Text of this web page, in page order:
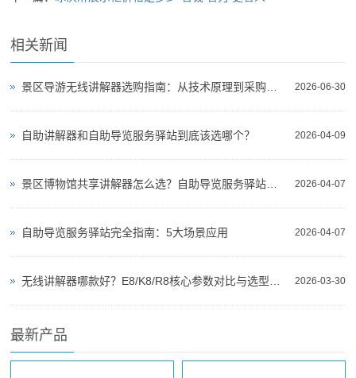
相关新闻
2026-06-30
景区导游无线讲解器选购指南：从技术原理到采购决策
2026-04-09
自助讲解器和自助导览服务驿站到底该选哪个？
2026-04-07
景区博物馆共享讲解器怎么选？自助导览服务驿站部署全攻略（2026版）
2026-04-07
自助导览服务驿站完全指南：5大场景应用
2026-03-30
无线讲解器哪款好？E8/K8/R8核心参数对比与选型指南
最新产品